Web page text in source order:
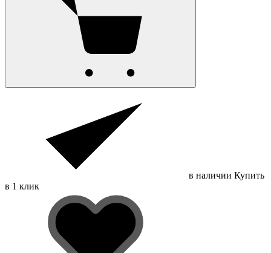
в наличии Купить
в 1 клик